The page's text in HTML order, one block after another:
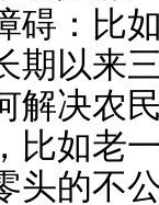
碍：比
期以来
解决农
比如老
头的不